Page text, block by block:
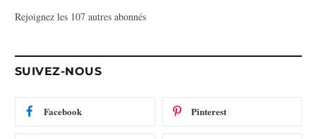
s
-
m
Rejoignez les 107 autres abonnés
SUIVEZ-NOUS
Facebook Pinterest